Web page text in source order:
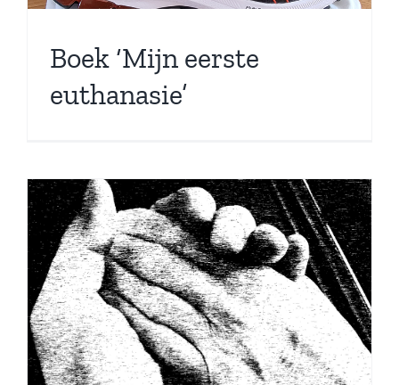
Boek ‘Mijn eerste
euthanasie’